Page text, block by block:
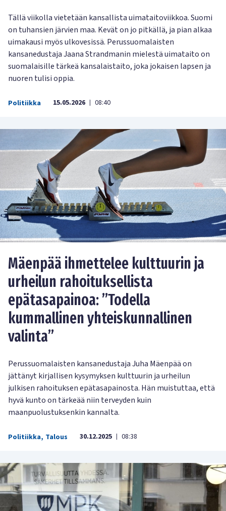
Tällä viikolla vietetään kansallista uimataitoviikkoa. Suomi
on tuhansien järvien maa. Kevät on jo pitkällä, ja pian alkaa
uimakausi myös ulkovesissä. Perussuomalaisten
kansanedustaja Jaana Strandmanin mielestä uimataito on
suomalaisille tärkeä kansalaistaito, joka jokaisen lapsen ja
nuoren tulisi oppia.
Politiikka 15.05.2026 | 08:40
Mäenpää ihmettelee kulttuurin ja
urheilun rahoituksellista
epätasapainoa: ”Todella
kummallinen yhteiskunnallinen
valinta”
Perussuomalaisten kansanedustaja Juha Mäenpää on
jättänyt kirjallisen kysymyksen kulttuurin ja urheilun
julkisen rahoituksen epätasapainosta. Hän muistuttaa, että
hyvä kunto on tärkeää niin terveyden kuin
maanpuolustuksenkin kannalta.
Politiikka, Talous 30.12.2025 | 08:38